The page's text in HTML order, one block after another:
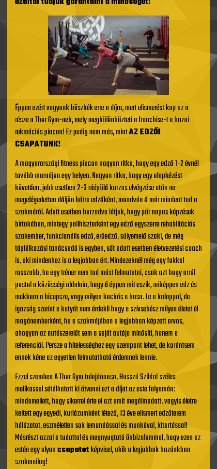
Éppen ezért vagyunk büszkék erre a díjra, mert elismerést kap az a
része a Thor Gym-nek, mely megkülönbözteti a franchise-t a hazai
rekreációs piacon! Ez pedig nem más, mintAZ EDZŐI
CSAPATUNK!
A magyarországi fitness piacon nagyon ritka, hogy egy edző 1-2 évnél
tovább maradjon egy helyen. Nagyon ritka, hogy egy alapkézést
követően, jobb esetben 2-3 ráépülő kurzus elvégzése után ne
megelégedetten dőljön hátra edzőként, mondván ő már mindent tud a
szakmáról. Adott esetben borzadva látjuk, hogy pár napos képzések
birtokában, mintegy polihisztorként egy edző egyszerre rehablitációs
szakember, funkcionális edző, erőedző, súlyemelő szaki, de még
táplálkozási tanácsadó is egyben, sőt adott esetben életvezetési coach
is, aki mindenhez is a legjobban ért. Mindezeknél még egy fokkal
rosszabb, ha egy tréner nem tud mást felmutatni, csak azt hogy arról
postol a közösségi oldalain, hogy ő éppen mit eszik, miképpen edz és
mekkora a bicepsze, vagy milyen kockás a hasa. Le a kalappal, de
igazság szerint a kutyát nem érdekli hogy a szívsebész milyen életet él
magánemberként, ha a szakmájában a legjobban képzett orvos,
ahogyan az autószerelőt sem a saját autója minősíti, hanem a
referenciái. Persze a hitelességhez egy szempont lehet, de korántsem
ennek kéne az egyetlen felmutatható érdemnek lennie.
Ezzel szemben A Thor Gym tulajdonosa, Hosszú Szilárd széles
mellkassal sétálhatott ki átvenni ezt a díjat az este folyamán:
mindamellett, hogy sikerrel érte el azt amit megálmodott, vagyis életre
keltett egy egyedi, kuriózumként létező, 13 éve elismert edzőterem-
hálózatot, eszméletlen sok lemondással és munkával, kitartással!
Másrészt azzal a tudattal és megnyugtató önbizalommal, hogy ezen az
estén egy olyancsapatotképvisel, akik a legjobbak hazánkban
szakmailag!